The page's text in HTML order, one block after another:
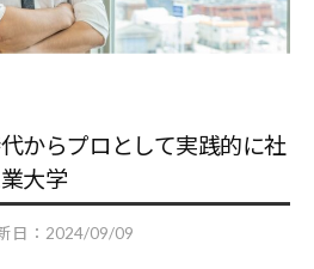
からプロとして実践的に社
大学
日： 2024/09/09